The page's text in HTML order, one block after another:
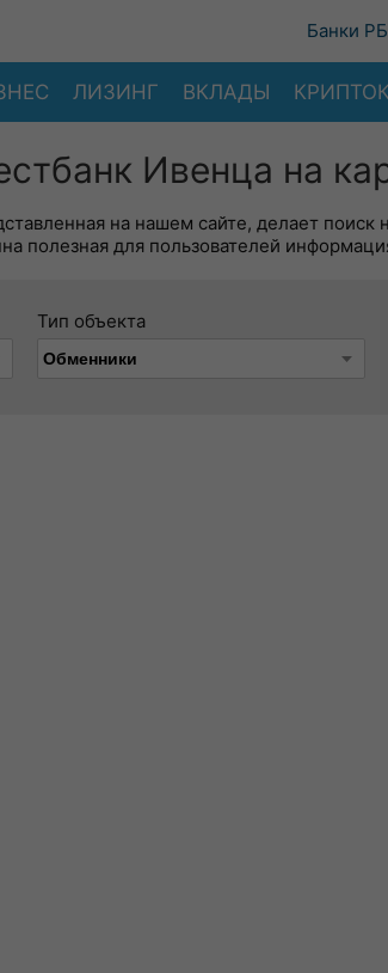
Банки РБ
ЛИЗИНГ ВКЛАДЫ
Ивенца на
на нашем сайте, делает
полезная для пользователей
Тип объекта